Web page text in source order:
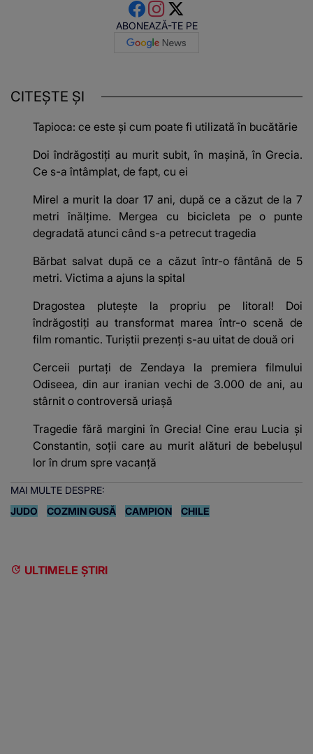
ABONEAZĂ-TE PE
CITEȘTE ȘI
Tapioca: ce este și cum poate fi utilizată în bucătărie
Doi îndrăgostiți au murit subit, în mașină, în Grecia.
Ce s-a întâmplat, de fapt, cu ei
Mirel a murit la doar 17 ani, după ce a căzut de la 7
metri înălțime. Mergea cu bicicleta pe o punte
degradată atunci când s-a petrecut tragedia
Bărbat salvat după ce a căzut într-o fântână de 5
metri. Victima a ajuns la spital
Dragostea plutește la propriu pe litoral! Doi
îndrăgostiți au transformat marea într-o scenă de
film romantic. Turiștii prezenți s-au uitat de două ori
Cerceii purtați de Zendaya la premiera filmului
Odiseea, din aur iranian vechi de 3.000 de ani, au
stârnit o controversă uriașă
Tragedie fără margini în Grecia! Cine erau Lucia și
Constantin, soții care au murit alături de bebelușul
lor în drum spre vacanță
MAI MULTE DESPRE:
JUDO
COZMIN GUSĂ CAMPION CHILE
ULTIMELE ȘTIRI